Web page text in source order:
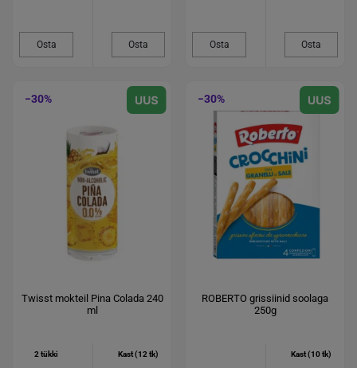
Osta Osta Osta Osta
−30%
Twisst mokteil Pina Colada 240
ml
2 tükki Kast (12 tk)
−30%
ROBERTO grissiinid soolaga
250g
Kast (10 tk)